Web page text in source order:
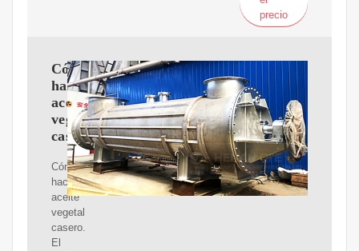
precio
Cómo
hacer
aceite
vegetal
casero
Cómo
hacer
aceite
vegetal
casero.
El